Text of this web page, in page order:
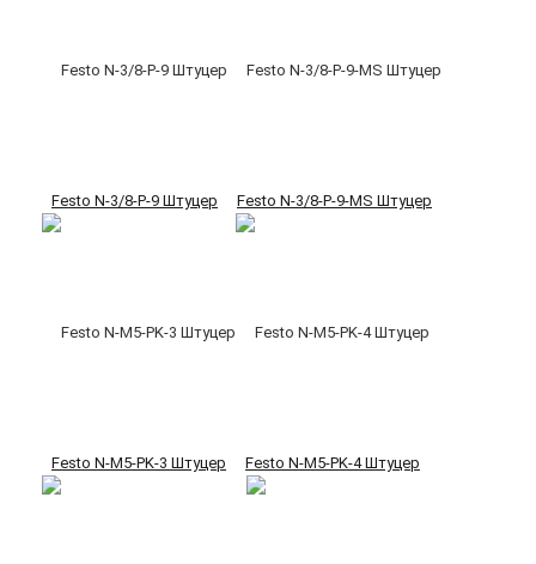
Festo N-3/8-P-9 Штуцер Festo N-3/8-P-9-MS Штуцер
Festo N-M5-PK-3 Штуцер Festo N-M5-PK-4 Штуцер